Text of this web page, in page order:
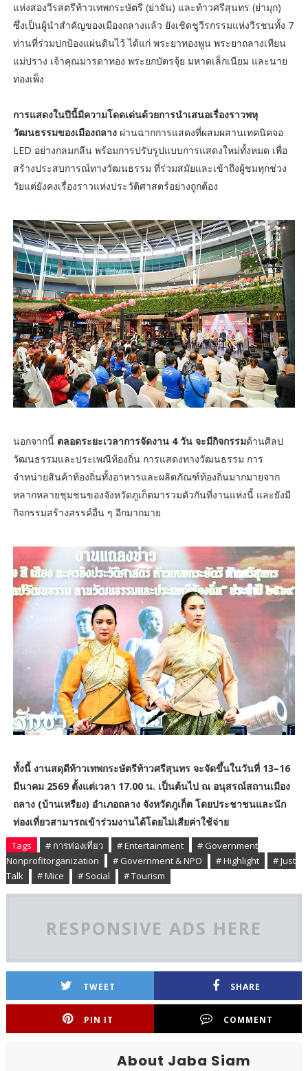
แห่งสองวีรสตรีท้าวเทพกระษัตรี (ย่าจัน) และท้าวศรีสุนทร (ย่ามุก)
ซึ่งเป็นผู้นำสำคัญของเมืองถลางแล้ว ยังเชิดชูวีรกรรมแห่งวีรชนทั้ง 7
ท่านที่ร่วมปกป้องแผ่นดินไว้ ได้แก่ พระยาทองพูน พระยาถลางเทียน
แม่ปราง เจ้าคุณมารดาทอง พระยกบัตรจุ้ย มหาดเล็กเนียม และนาย
ทองเพ็ง
การแสดงในปีนี้มีความโดดเด่นด้วยการนำเสนอเรื่องราวพหุ
วัฒนธรรมของเมืองถลาง ผ่านฉากการแสดงที่ผสมผสานเทคนิคจอ
LED อย่างกลมกลืน พร้อมการปรับรูปแบบการแสดงใหม่ทั้งหมด เพื่อ
สร้างประสบการณ์ทางวัฒนธรรม ที่ร่วมสมัยและเข้าถึงผู้ชมทุกช่วง
วัยแต่ยังคงเรื่องราวแห่งประวัติศาสตร์อย่างถูกต้อง
นอกจากนี้ ตลอดระยะเวลาการจัดงาน 4 วัน จะมีกิจกรรมด้านศิลป
วัฒนธรรมและประเพณีท้องถิ่น การแสดงทางวัฒนธรรม การ
จำหน่ายสินค้าท้องถิ่นทั้งอาหารและผลิตภัณฑ์ท้องถิ่นมากมายจาก
หลากหลายชุมชนของจังหวัดภูเก็ตมารวมตัวกันที่งานแห่งนี้ และยังมี
กิจกรรมสร้างสรรค์อื่น ๆ อีกมากมาย
ทั้งนี้ งานสดุดีท้าวเทพกระษัตรีท้าวศรีสุนทร จะจัดขึ้นในวันที่ 13–16
มีนาคม 2569 ตั้งแต่เวลา 17.00 น. เป็นต้นไป ณ อนุสรณ์สถานเมือง
ถลาง (บ้านเหรียง) อำเภอถลาง จังหวัดภูเก็ต โดยประชาชนและนัก
ท่องเที่ยวสามารถเข้าร่วมงานได้โดยไม่เสียค่าใช้จ่าย
Tags # การท่องเที่ยว # Entertainment
# Government
Nonprofitorganization
# Government & NPO # Highlight
# Just
Talk
# Mice # Social # Tourism
RESPONSIVE ADS HERE
TWEET SHARE
PIN IT COMMENT
About Jaba Siam